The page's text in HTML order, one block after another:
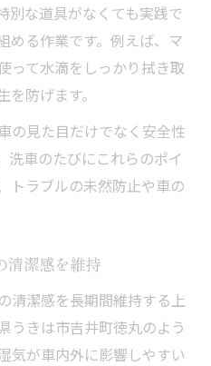
別な道具がなくても実践で
める作業です。例えば、マ
って水滴をしっかり拭き取
防げます。
の見た目だけでなく安全性
洗車のたびにこれらのポイ
トラブルの未然防止や車の
清潔感を維持
清潔感を長期間維持する上
うきは市吉井町徳丸のよう
気が車内外に影響しやすい